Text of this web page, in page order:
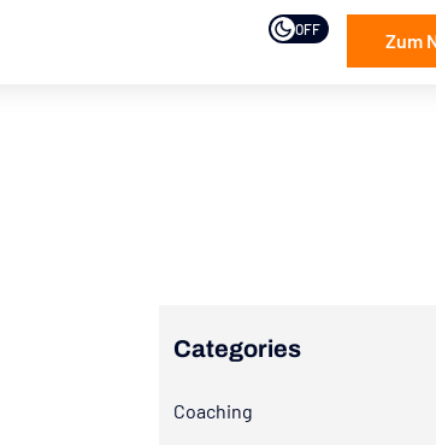
OFF Zum
Categories
Coaching